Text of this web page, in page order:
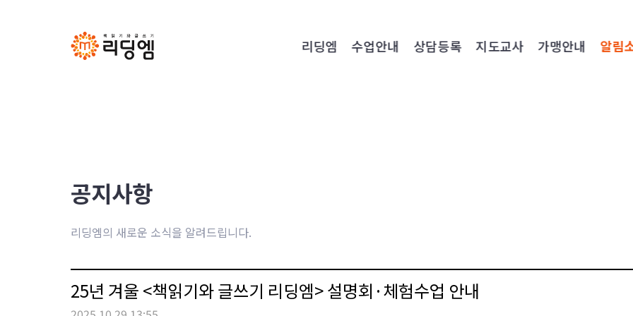
리딩엠 수업안내 상담등록 지도교사 가맹안내 알림
공지사항
리딩엠의 새로운 소식을 알려드립니다.
25년 겨울 <책읽기와 글쓰기 리딩엠> 설명회·체험수업 안내